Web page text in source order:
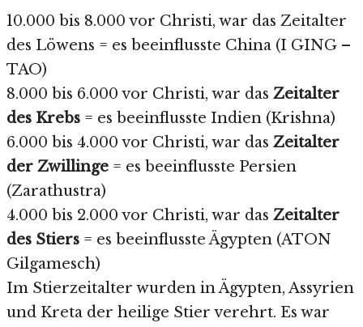
10.000 bis 8.000 vor Christi, war das Zeitalter
des Löwens = es beeinflusste China (I GING –
TAO)
8.000 bis 6.000 vor Christi, war das Zeitalter
des Krebs = es beeinflusste Indien (Krishna)
6.000 bis 4.000 vor Christi, war das Zeitalter
der Zwillinge = es beeinflusste Persien
(Zarathustra)
4.000 bis 2.000 vor Christi, war das Zeitalter
des Stiers = es beeinflusste Ägypten (ATON
Gilgamesch)
Im Stierzeitalter wurden in Ägypten, Assyrien
und Kreta der heilige Stier verehrt. Es war